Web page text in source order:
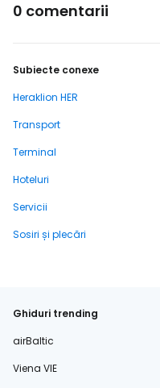
0 comentarii
Subiecte conexe
Heraklion HER
Transport
Terminal
Hoteluri
Servicii
Sosiri și plecări
Ghiduri trending
airBaltic
Viena VIE